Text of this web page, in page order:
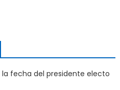
fecha del presidente electo